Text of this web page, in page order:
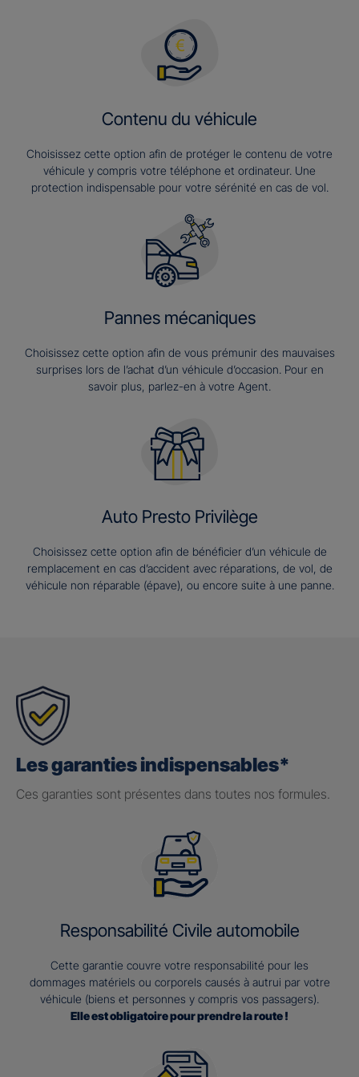
Contenu du véhicule
Choisissez cette option afin de protéger le contenu de votre
véhicule y compris votre téléphone et ordinateur. Une
protection indispensable pour votre sérénité en cas de vol.
Pannes mécaniques
Choisissez cette option afin de vous prémunir des mauvaises
surprises lors de l’achat d’un véhicule d’occasion. Pour en
savoir plus, parlez-en à votre Agent.
Auto Presto Privilège
Choisissez cette option afin de bénéficier d’un véhicule de
remplacement en cas d’accident avec réparations, de vol, de
véhicule non réparable (épave), ou encore suite à une panne.
Les garanties indispensables*
Ces garanties sont présentes dans toutes nos formules.
Responsabilité Civile automobile
Cette garantie couvre votre responsabilité pour les
dommages matériels ou corporels causés à autrui par votre
véhicule (biens et personnes y compris vos passagers).
Elle est obligatoire pour prendre la route !